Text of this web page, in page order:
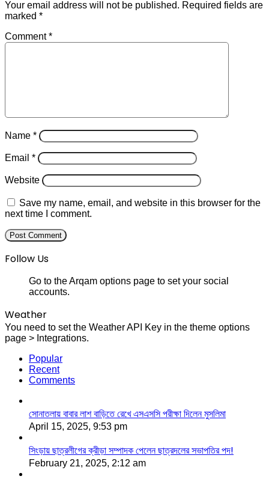
Your email address will not be published. Required fields are
marked *
Comment*
Name *
Email *
Website
Save my name, email, and website in this browser for the
next time I comment.
Follow Us
Go to the Arqam options page to set your social
accounts.
Weather
You need to set the Weather API Key in the theme options
page > Integrations.
Popular
Recent
Comments
সোনাতলায় বাবার লাশ বাড়িতে রেখে এসএসসি পরীক্ষা দিলেন মুসলিমা
April 15, 2025, 9:53 pm
সিংড়ায় ছাত্রলীগের ক্রীড়া সম্পাদক পেলেন ছাত্রদলের সভাপতির পদ!
February 21, 2025, 2:12 am